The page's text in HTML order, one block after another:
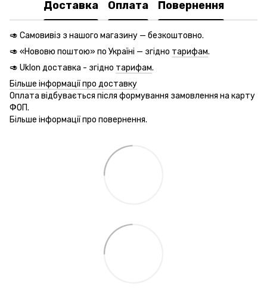
Доставка Оплата Повернення
🥑 Самовивіз з нашого магазину — безкоштовно.
🥑 «Нововю поштою» по Україні — згідно тарифам.
🥑 Uklon доставка - згідно тарифам.
Більше інформації про доставку
Оплата відбувається після формування замовлення на карту
ФОП.
Більше інформації про повернення.